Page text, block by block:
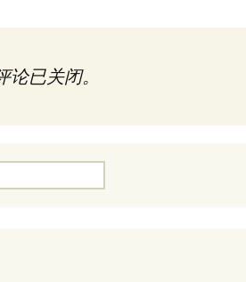
论已关闭。